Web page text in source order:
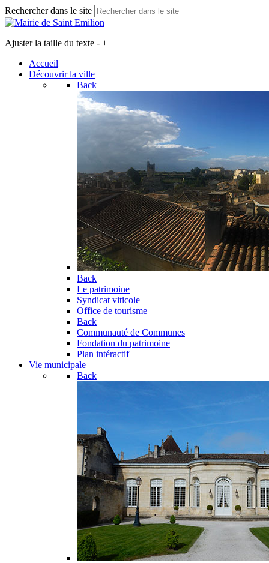
Rechercher dans le site
Ajuster la taille du texte - +
Accueil
Découvrir la ville
Back
Back
Le patrimoine
Syndicat viticole
Office de tourisme
Back
Communauté de Communes
Fondation du patrimoine
Plan intéractif
Vie municipale
Back